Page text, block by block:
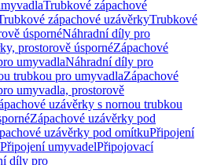
Trubkové zápachové
zápachové uzávěrkyTrubkové
úspornéNáhradní díly pro
prostorově úspornéZápachové
umyvadlaNáhradní díly pro
trubkou pro umyvadlaZápachové
umyvadla, prostorově
uzávěrky s nornou trubkou
Zápachové uzávěrky pod
uzávěrky pod omítkuPřipojení
umyvadelPřipojovací
díly pro